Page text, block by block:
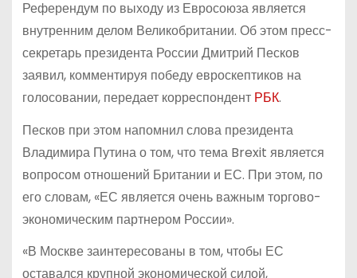
Референдум по выходу из Евросоюза является
внутренним делом Великобритании. Об этом пресс-
секретарь президента России Дмитрий Песков
заявил, комментируя победу евроскептиков на
голосовании, передает корреспондент РБК.
Песков при этом напомнил слова президента
Владимира Путина о том, что тема Brexit является
вопросом отношений Британии и ЕС. При этом, по
его словам, «ЕС является очень важным торгово-
экономическим партнером России».
«В Москве заинтересованы в том, чтобы ЕС
оставался крупной экономической силой,